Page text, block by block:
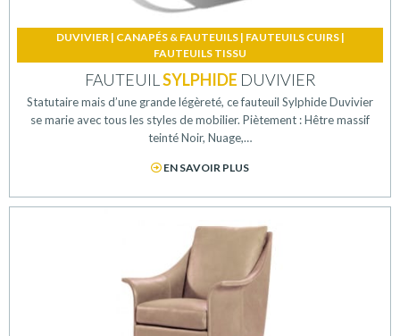
DUVIVIER| CANAPÉS & FAUTEUILS| FAUTEUILS CUIRS|
FAUTEUILS TISSU
FAUTEUIL SYLPHIDE DUVIVIER
Statutaire mais d’une grande légèreté, ce fauteuil Sylphide Duvivier
se marie avec tous les styles de mobilier. Piètement : Hêtre massif
teinté Noir, Nuage,…
EN SAVOIR PLUS